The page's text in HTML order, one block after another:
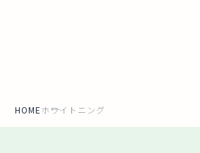
HOMEホワイトニング